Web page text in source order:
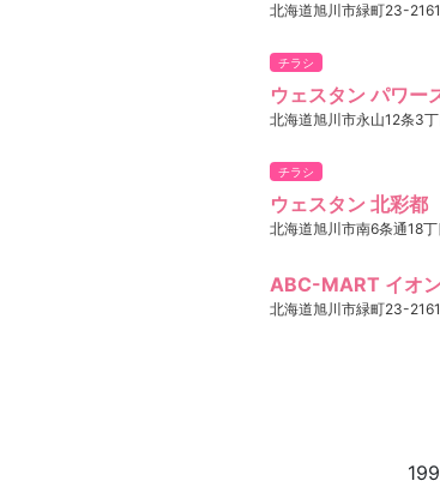
北海道旭川市緑町23-
チラシ
ウェスタン パワー
北海道旭川市永山12条3丁
チラシ
ウェスタン 北彩都
北海道旭川市南6条通18
ABC-MART イオ
北海道旭川市緑町23-